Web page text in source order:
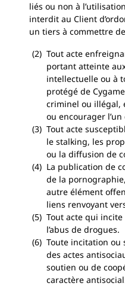
liés ou non à
interdit au Client
un tiers à commettre
Tout acte
portant atteinte
intellectuelle ou à
protégé de
criminel ou illégal,
ou encourager
Tout acte
le stalking, les
ou la diffusion de
La publication de
de la
autre élément
liens renvoyant
Tout acte qui
l’abus de drogues.
Toute incitation ou
des actes
soutien ou de
caractère